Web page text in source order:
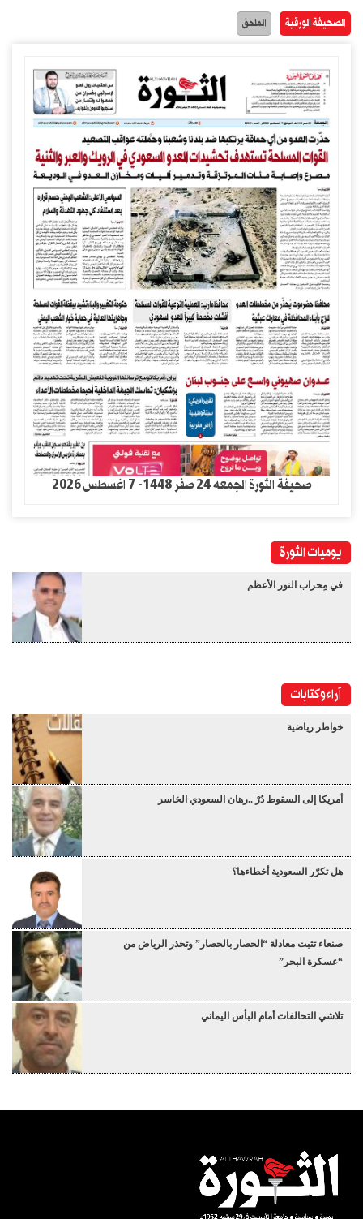
الصحيفة الورقية الملحق
صحيفة الثورة الجمعه 24 صفر 1448- 7 اغسطس 2026
يوميات الثورة
في مِحراب النور الأعظم
آراء وكتابات
خواطر رياضية
أمريكا إلى السقوط دُرْ ..رهان السعودي الخاسر
هل تكرّر السعودية أخطاءها؟
صنعاء تثبت معادلة “الحصار بالحصار” وتحذر الرياض من
“عسكرة البحر”
تلاشي التحالفات أمام البأس اليماني